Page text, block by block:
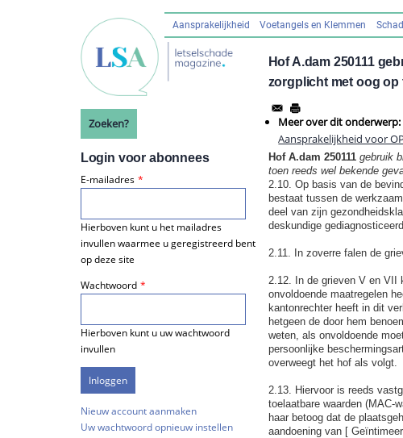
Hoofdnavigatie
Aansprakelijkheid Voetangels en Klemmen
Hof A.dam 250111
zorgplicht met oog op
Meer over dit onderwerp:
Aansprakelijkheid voor
Hof A.dam 250111 gebruik
toen reeds wel bekende
2.10. Op basis van de
bestaat tussen de
deel van zijn
deskundige
2.11. In zoverre falen de
2.12. In de grieven V en VII
onvoldoende maatregelen
kantonrechter heeft in dit
hetgeen de door hem
weten, als onvoldoende
persoonlijke
overweegt het hof als volgt.
2.13. Hiervoor is reeds
toelaatbare waarden (MAC-
haar betoog dat de
aandoening van [
Zoeken?
Login voor abonnees
E-mailadres
Hierboven kunt u het mailadres
invullen waarmee u geregistreerd bent
op deze site
Wachtwoord
Hierboven kunt u uw wachtwoord
invullen
Nieuw account aanmaken
Uw wachtwoord opnieuw instellen